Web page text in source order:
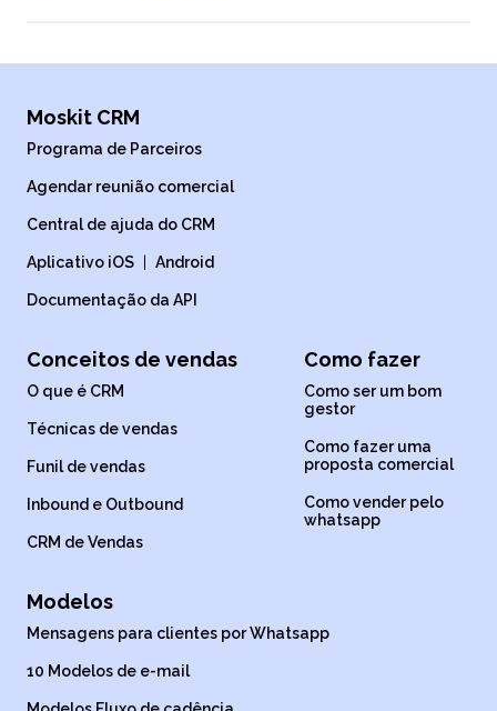
Moskit CRM
Programa de Parceiros
Agendar reunião comercial
Central de ajuda do CRM
Aplicativo iOS Android
Documentação da API
Conceitos de vendas
O que é CRM
Técnicas de vendas
Funil de vendas
Inbound e Outbound
CRM de Vendas
Como fazer
Como ser um bom
gestor
Como fazer uma
proposta comercial
Como vender pelo
whatsapp
Modelos
Mensagens para clientes por Whatsapp
10 Modelos de e-mail